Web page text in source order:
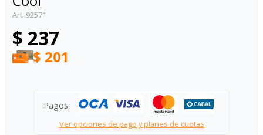
92571
$ 237
$ 201
Pagos:
Ver opciones de pago y planes de cuotas